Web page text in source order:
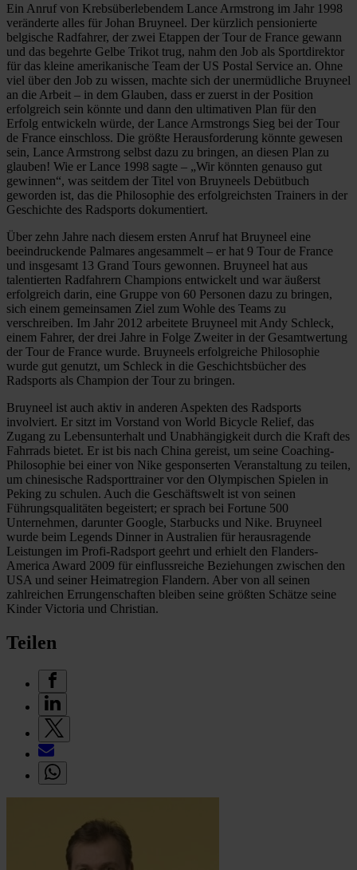
Ein Anruf von Krebsüberlebendem Lance Armstrong im Jahr 1998
veränderte alles für Johan Bruyneel. Der kürzlich pensionierte
belgische Radfahrer, der zwei Etappen der Tour de France gewann
und das begehrte Gelbe Trikot trug, nahm den Job als Sportdirektor
für das kleine amerikanische Team der US Postal Service an. Ohne
viel über den Job zu wissen, machte sich der unermüdliche Bruyneel
an die Arbeit – in dem Glauben, dass er zuerst in der Position
erfolgreich sein könnte und dann den ultimativen Plan für den
Erfolg entwickeln würde, der Lance Armstrongs Sieg bei der Tour
de France einschloss. Die größte Herausforderung könnte gewesen
sein, Lance Armstrong selbst dazu zu bringen, an diesen Plan zu
glauben! Wie er Lance 1998 sagte – „Wir könnten genauso gut
gewinnen“, was seitdem der Titel von Bruyneels Debütbuch
geworden ist, das die Philosophie des erfolgreichsten Trainers in der
Geschichte des Radsports dokumentiert.
Über zehn Jahre nach diesem ersten Anruf hat Bruyneel eine
beeindruckende Palmares angesammelt – er hat 9 Tour de France
und insgesamt 13 Grand Tours gewonnen. Bruyneel hat aus
talentierten Radfahrern Champions entwickelt und war äußerst
erfolgreich darin, eine Gruppe von 60 Personen dazu zu bringen,
sich einem gemeinsamen Ziel zum Wohle des Teams zu
verschreiben. Im Jahr 2012 arbeitete Bruyneel mit Andy Schleck,
einem Fahrer, der drei Jahre in Folge Zweiter in der Gesamtwertung
der Tour de France wurde. Bruyneels erfolgreiche Philosophie
wurde gut genutzt, um Schleck in die Geschichtsbücher des
Radsports als Champion der Tour zu bringen.
Bruyneel ist auch aktiv in anderen Aspekten des Radsports
involviert. Er sitzt im Vorstand von World Bicycle Relief, das
Zugang zu Lebensunterhalt und Unabhängigkeit durch die Kraft des
Fahrrads bietet. Er ist bis nach China gereist, um seine Coaching-
Philosophie bei einer von Nike gesponserten Veranstaltung zu teilen,
um chinesische Radsporttrainer vor den Olympischen Spielen in
Peking zu schulen. Auch die Geschäftswelt ist von seinen
Führungsqualitäten begeistert; er sprach bei Fortune 500
Unternehmen, darunter Google, Starbucks und Nike. Bruyneel
wurde beim Legends Dinner in Australien für herausragende
Leistungen im Profi-Radsport geehrt und erhielt den Flanders-
America Award 2009 für einflussreiche Beziehungen zwischen den
USA und seiner Heimatregion Flandern. Aber von all seinen
zahlreichen Errungenschaften bleiben seine größten Schätze seine
Kinder Victoria und Christian.
Teilen